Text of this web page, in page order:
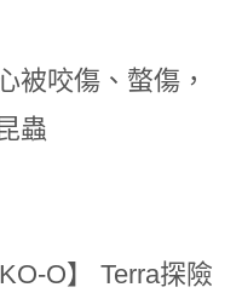
被咬傷、螫傷，
蟲
O】 Terra探險